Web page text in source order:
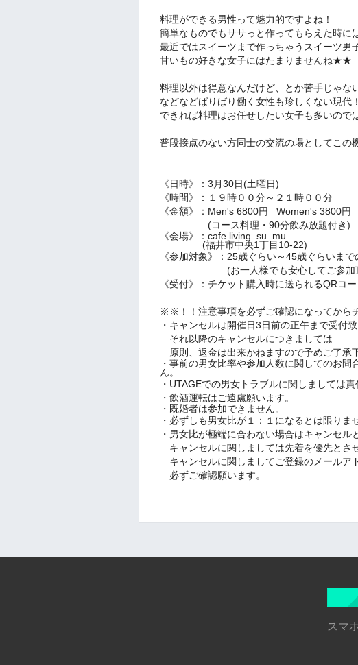
料理ができる男性って魅力的ですよね！
簡単なものでもササっと作ってもらえた時に
最近ではスイーツまで作っちゃうスイーツ男
甘いもの好きな女子にはたまりませんね★★
料理以外は得意なんだけど、とか苦手じゃな
などなどばりばり働く女性も珍しくない現代！
できれば料理はお任せしたい女子も多いの
普段接点のない方同士の交流の場としてこ
《日時》：3月30日(土曜日)
《時間》：１９時００分～２１時００分
《金額》：Men's 6800円 Women's 3800円
(コース料理・90分飲み放題付き)
《会場》：cafe living su_mu
(福井市中央1丁目10‐22)
《参加対象》：25歳ぐらい～45歳ぐらいま
(お一人様でも安心してご参加頂
《受付》：チケット購入時に送られるQRコ
※※！！注意事項を必ずご確認になってから
・キャンセルは開催日3日前の正午まで受付致
それ以降のキャンセルにつきましては
原則、返金は出来かねますので予めご了承
・事前の男女比率や参加人数に関してのお
ん。
・UTAGEでの男女トラブルに関しましては責
・飲酒運転はご遠慮願います。
・既婚者は参加できません。
・必ずしも男女比が１：１になるとは限りま
・男女比が極端に合わない場合はキャンセル
キャンセルに関しましては先着を優先とさ
キャンセルに関しましてご登録のメールア
必ずご確認願います。
スマ